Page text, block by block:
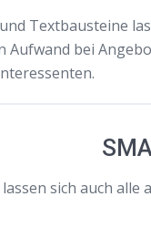
Textbausteine
Aufwand bei
sich auch